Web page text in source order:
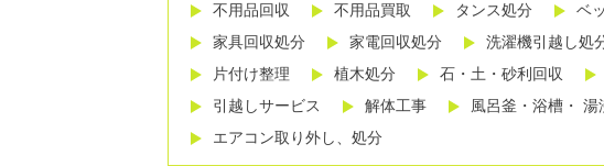
不用品回収 不用品買取 タンス処分 ベ
家具回収処分
家電回収処分 洗濯機引越し処
片付け整理
植木処分 石・土・砂利回収
引越しサービス
解体工事 風呂釜・浴槽・
エアコン取り外し、処分